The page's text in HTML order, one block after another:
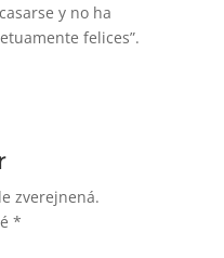
y no ha
felices”.
zverejnená.
*